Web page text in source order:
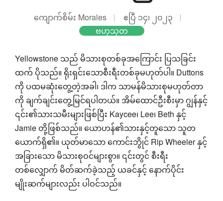
ကျောက်စိမ်း Morales
ဧပြီ ၁၄၊ ၂၀၂၃
ဗဟုသုတ
Yellowstone သည် မိသားစုတစ်ခုအကြောင်း ပြသခြင်း
ထက် ပိုသည်။ ရိုးရှင်းသောစီးရီးတစ်ခုမဟုတ်ပါ။ Duttons
ကို ပထမဆုံးတွေ့တဲ့အခါ၊ ဒါက သာမန်မိသားစုမဟုတ်တာ
ကို ချက်ချင်းတွေ့မြင်ရပါတယ်။ အိမ်ထောင်ဦးစီးမှာ ဂျွန်နှင့်
၎င်း၏သားသမီးများဖြစ်ပြီး Kaycee၊ Lee၊ Beth နှင့်
Jamie တို့ဖြစ်သည်။ ယောဟန်၏သားနှင့်တူသော သူတ
ယောက်ရှိ၏။ ယုတ်မာသော ကောင်းဘွိုင် Rip Wheeler နှင့်
အခြားသော မိသားစုဝင်များစွာ။ ၎င်းတွင် စီးရီး
တစ်လျှောက် မိတ်ဆက်ခဲ့သည့် ယခင်နှင့် နောက်ပိုင်း
မျိုးဆက်များလည်း ပါဝင်သည်။